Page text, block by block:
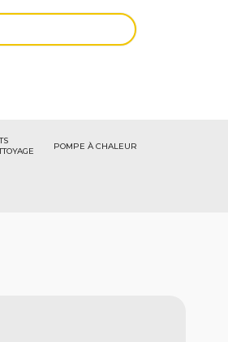
POMPE À CHALEUR